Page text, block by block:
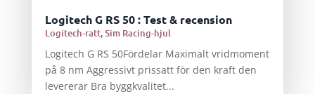
Logitech G RS 50 : Test & recension
Logitech-ratt,Sim Racing-hjul
Logitech G RS 50Fördelar Maximalt vridmoment
på 8 nm Aggressivt prissatt för den kraft den
levererar Bra byggkvalitet...